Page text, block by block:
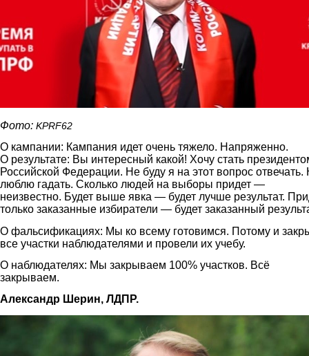
Фото: KPRF62
О кампании: Кампания идет очень тяжело. Напряженно.
О результате: Вы интересный какой! Хочу стать
Российской Федерации. Не буду я на этот вопрос отвечать.
люблю гадать. Сколько людей на выборы придет —
неизвестно. Будет выше явка — будет лучше результат.
только заказанные избиратели — будет заказанный
О фальсификациях: Мы ко всему готовимся. Потому и
все участки наблюдателями и провели их учебу.
О наблюдателях: Мы закрываем 100% участков. Всё
закрываем.
Александр Шерин, ЛДПР.